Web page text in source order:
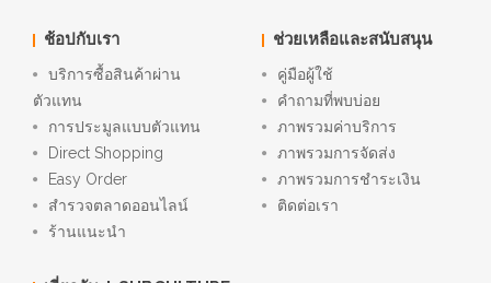
ช้อปกับเรา
บริการซื้อสินค้าผ่าน
ตัวแทน
การประมูลแบบตัวแทน
Direct Shopping
Easy Order
สำรวจตลาดออนไลน์
ร้านแนะนำ
ช่วยเหลือและสนับสนุน
คู่มือผู้ใช้
คำถามที่พบบ่อย
ภาพรวมค่าบริการ
ภาพรวมการจัดส่ง
ภาพรวมการชำระเงิน
ติดต่อเรา